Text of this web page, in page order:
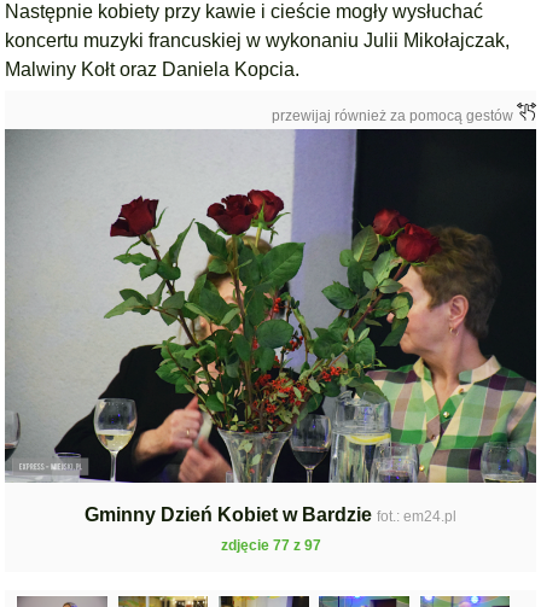
Następnie kobiety przy kawie i cieście mogły wysłuchać
koncertu muzyki francuskiej w wykonaniuJulii Mikołajczak,
Malwiny Kołt oraz Daniela Kopcia.
przewijaj również za pomocą gestów
Gminny Dzień Kobiet w Bardzie fot.: em24.pl
zdjęcie 77 z 97